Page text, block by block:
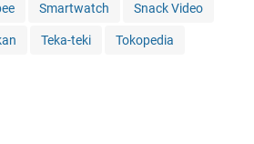
Smartwatch Snack Video
Teka-teki Tokopedia